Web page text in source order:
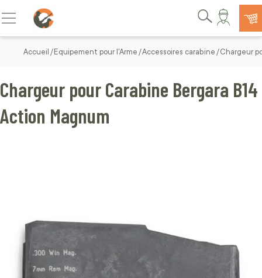
Allez au contenu
Basculer la navigation
Rechercher
Accueil Equipement pour l'Arme Accessoires carabine Chargeur
Chargeur pour Carabine Bergara B14
Action Magnum